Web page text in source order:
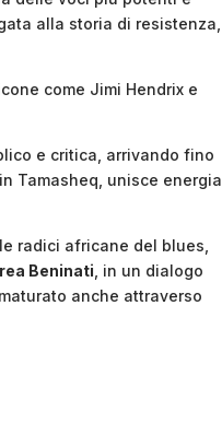
alla storia di resistenza,
come Jimi Hendrix e
e critica, arrivando fino
Tamasheq, unisce energia
radici africane del blues,
Beninati , in un dialogo
anche attraverso